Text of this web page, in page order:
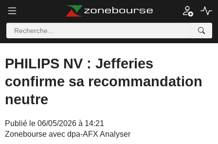
PHILIPS NV : Jefferies
confirme sa recommandation
neutre
Publié le 06/05/2026 à 14:21
Zonebourse avec dpa-AFX Analyser